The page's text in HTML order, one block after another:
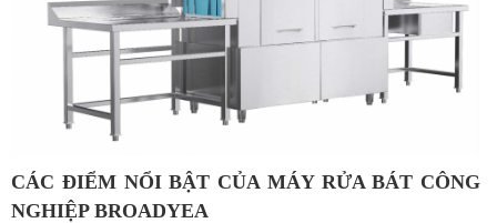
CÁC ĐIỂM NỔI BẬT CỦA MÁY RỬA BÁT CÔNG
NGHIỆP BROADYEA